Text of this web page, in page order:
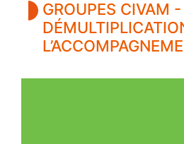
GROUPES CIVAM -